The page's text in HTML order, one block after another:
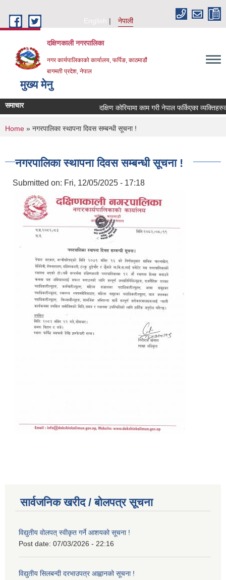
English
नेपाली
दक्षिणकाली नगरपालिका
नगर कार्यपालिकाको कार्यालय, फर्पिङ, काठमाडौं
बागमती प्रदेश, नेपाल
मुख्य मेनु
समाचार दक्षिण कोरियामा काम गरी नेपाल फर्किएका
You are here
Home » नगरपालिका स्थापना दिवस सम्बन्धी सूचना !
नगरपालिका स्थापना दिवस सम्बन्धी सूचना !
Submitted on: Fri, 12/05/2025 - 17:18
सार्वजनिक खरीद / बोलपत्र सूचना
विद्युतीय वोलपत् स्वीकृत गर्ने आशयको सूचना !
Post date: 07/03/2026 - 22:16
विद्युतीय सिलबन्दी दरभाउपत्र आह्वानको सूचना !